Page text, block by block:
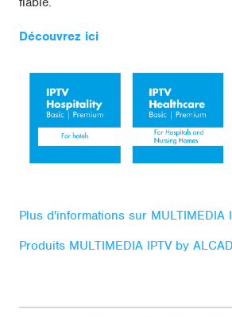
Découvrez ici
Plus d'informations sur MULTIMEDIA
Produits MULTIMEDIA IPTV by ALCAD